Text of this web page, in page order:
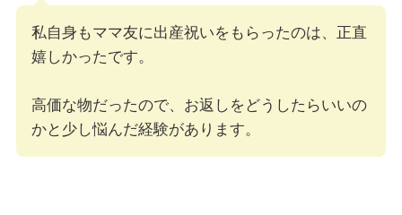
私自身もママ友に出産祝いをもらったのは、正直
嬉しかったです。
高価な物だったので、お返しをどうしたらいいの
かと少し悩んだ経験があります。